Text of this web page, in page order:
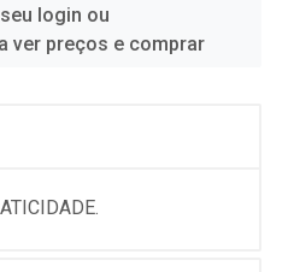
login ou
ver preços e comprar